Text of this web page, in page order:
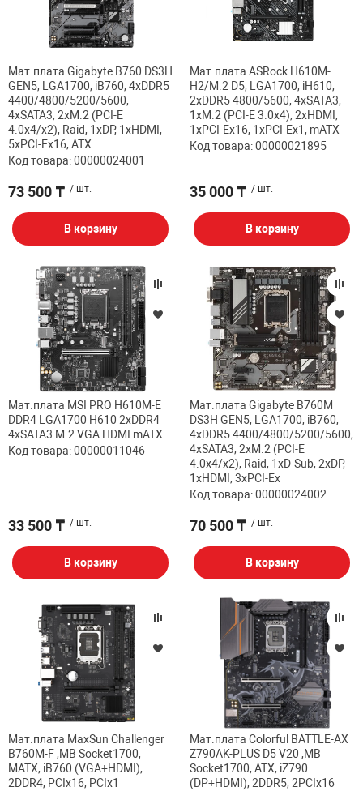
Мат.плата Gigabyte B760 DS3H
GEN5, LGA1700, iB760, 4xDDR5
4400/4800/5200/5600,
4xSATA3, 2xM.2 (PCI-E
4.0x4/x2), Raid, 1хDP, 1xHDMI,
5xPCI-Ex16, ATX
Код товара: 00000024001
73 500 ₸ / шт.
В корзину
Мат.плата ASRock H610M-
H2/M.2 D5, LGA1700, iH610,
2xDDR5 4800/5600, 4xSATA3,
1xM.2 (PCI-E 3.0x4), 2xHDMI,
1xPCI-Ex16, 1xPCI-Ex1, mATX
Код товара: 00000021895
35 000 ₸ / шт.
В корзину
Мат.плата MSI PRO H610M-E
DDR4 LGA1700 H610 2xDDR4
4xSATA3 M.2 VGA HDMI mATX
Код товара: 00000011046
33 500 ₸ / шт.
В корзину
Мат.плата Gigabyte B760M
DS3H GEN5, LGA1700, iB760,
4xDDR5 4400/4800/5200/5600,
4xSATA3, 2xM.2 (PCI-E
4.0x4/x2), Raid, 1xD-Sub, 2хDP,
1xHDMI, 3xPCI-Ex
Код товара: 00000024002
70 500 ₸ / шт.
В корзину
Мат.плата MaxSun Challenger
B760M-F ,MB Socket1700,
MATX, iB760 (VGA+HDMI),
2DDR4, PCIx16, PCIx1
Мат.плата Colorful BATTLE-AX
Z790AK-PLUS D5 V20 ,MB
Socket1700, ATX, iZ790
(DP+HDMI), 2DDR5, 2PCIx16